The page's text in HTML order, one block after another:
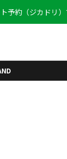
予約（ジカドリ